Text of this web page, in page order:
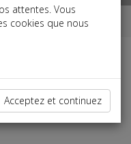
attentes. Vous
cookies que nous
Acceptez et continuez